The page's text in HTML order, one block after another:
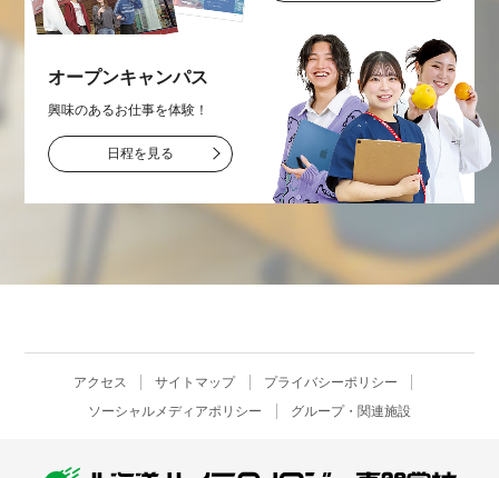
オープンキャンパス
興味のあるお仕事を体験！
日程を見る
アクセス サイトマップ
プライバシーポリシー
ソーシャルメディアポリシー
グループ・関連施設